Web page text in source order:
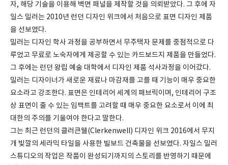
자, 해당 기술을 이용해 벽면 패널을 제작할 것을 의뢰받았다. 그 후에 자
일스 밀러는 2010년 런던 디자인 위크에서 처음으로 표면 디자인 제품
을 선보였다.
밀러는 디자인 학사 과정을 공부하면서 무주택자 문제를 중점적으로 다
루었고 무료로 노숙자에게 제공할 수 있는 카드보드지 제품을 만들었다.
그 후에는 런던 왕립 예술 대학에서 디자인 제품 석사과정을 이어갔다.
밀러는 디자이너가 새로운 재료나 마감재를 고를 때 기능이 매우 중요한
요소라고 강조한다. 표면은 인테리어 세계의 패브릭이며, 인테리어 구조
상 표면이 줄 수 있는 임팩트를 고려할 때 매우 중요한 요소로서 이에 최
대한의 주의를 기울여야 한다고 말한다.
그는 최근 런던의 클러큰웰(Clerkenwell) 디자인 위크 2016에서 무지
개 빛깔의 세라믹 타일을 사용한 빌보드 건축물을 선보였다. 자일스 밀러
스튜디오의 작업은 작품이 완성되기까지의 스토리를 반영하기 때문에